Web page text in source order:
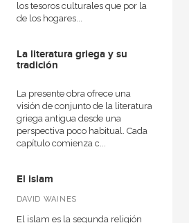
los tesoros culturales que por la
de los hogares...
La literatura griega y su
tradición
La presente obra ofrece una
visión de conjunto de la literatura
griega antigua desde una
perspectiva poco habitual. Cada
capítulo comienza c...
El islam
DAVID WAINES
El islam es la segunda religión